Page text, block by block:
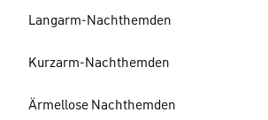
Langarm-Nachthemden
Kurzarm-Nachthemden
Ärmellose Nachthemden